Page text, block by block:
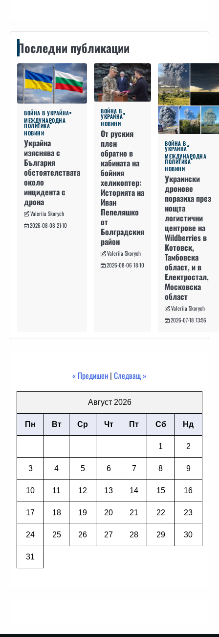
Последни публикации
ВОЙНА В УКРАЙНА
МЕЖДУНАРОДНА
ПОЛИТИКА
НОВИНИ
Украйна
изяснява с
България
обстоятелствата
около
инцидента с
дрона
Valeriia Skorych
2026-08-08 21:10
ВОЙНА В
УКРАЙНА
НОВИНИ
От руския
плен
обратно в
кабината на
бойния
хеликоптер:
Историята на
Иван
Пепеляшко
от
Болградския
район
Valeriia Skorych
2026-08-06 18:10
ВОЙНА В
УКРАЙНА
МЕЖДУНАРОДНА
ПОЛИТИКА
НОВИНИ
Украински
дронове
поразиха през
нощта
логистични
центрове на
Wildberries в
Котовск,
Тамбовска
област, и в
Електростал,
Московска
област
Valeriia Skorych
2026-07-18 13:56
« Предишен | Следващ »
Август 2026
Пн Вт Ср Чт Пт Сб Нд
1 2
3 4 5 6 7 8 9
10 11 12 13 14 15 16
17 18 19 20 21 22 23
24 25 26 27 28 29 30
31